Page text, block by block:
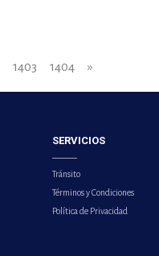
1403 1404 »
SERVICIOS
Tránsito
Términos y Condiciones
Política de Privacidad